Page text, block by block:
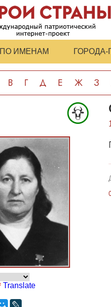
ПО ИМЕНАМ ГОРОДА-
В Г Д Е Ж З
Translate